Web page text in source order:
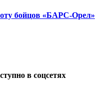
бойцов «БАРС-Орел»
в соцсетях